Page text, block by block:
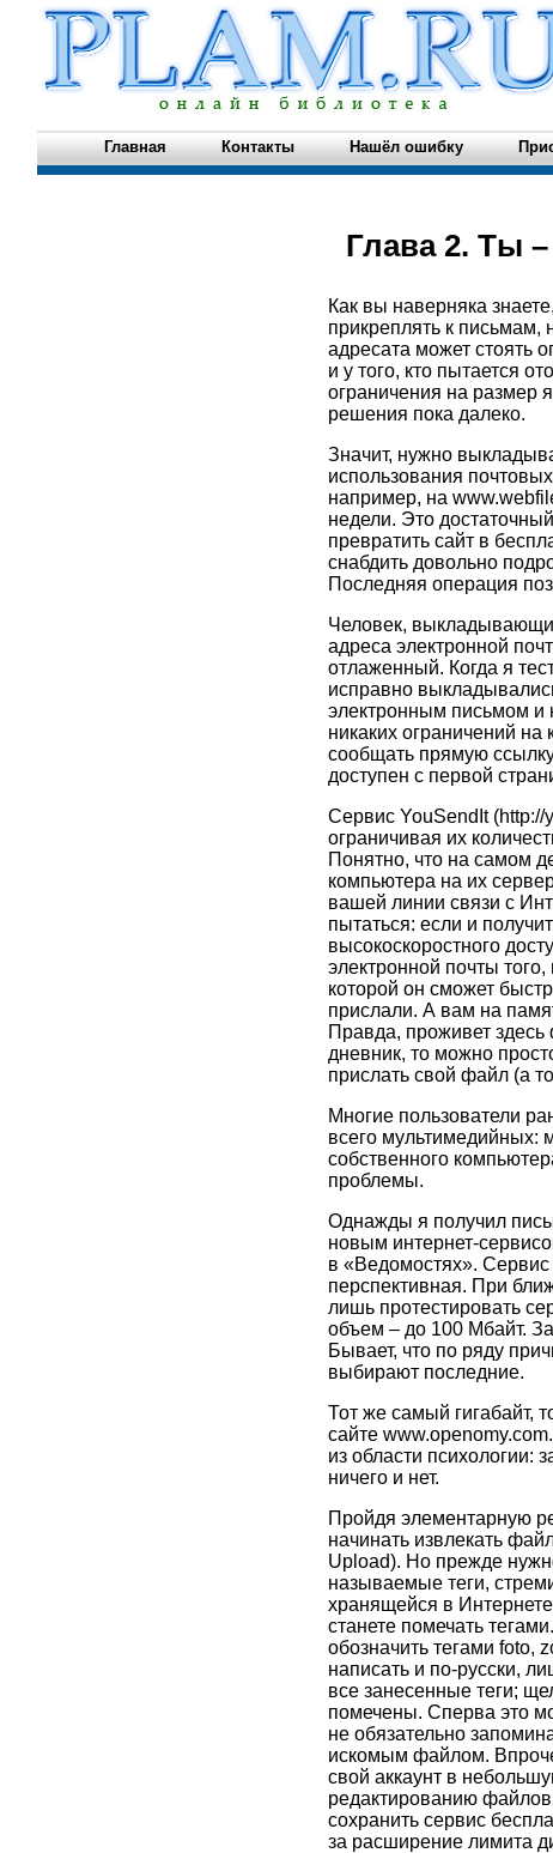
Главная Контакты Нашёл ошибку
Глава 2. Ты
Как вы наверняка
прикреплять к
адресата может стоять
и у того, кто пытается
ограничения на размер
решения пока далеко.
Значит, нужно
использования
например, на
недели. Это
превратить сайт в
снабдить довольно
Последняя операция
Человек,
адреса электронной
отлаженный. Когда я
исправно
электронным письмом и
никаких ограничений
сообщать прямую ссылку
доступен с первой
Сервис YouSendIt
ограничивая их
Понятно, что на самом
компьютера на их
вашей линии связи с
пытаться: если и
высокоскоростного
электронной почты
которой он сможет
прислали. А вам на
Правда, проживет
дневник, то можно
прислать свой файл (а
Многие пользователи
всего
собственного
проблемы.
Однажды я получил
новым интернет-
в «Ведомостях».
перспективная. При
лишь протестировать
объем – до 100 Мбайт.
Бывает, что по ряду
выбирают последние.
Тот же самый гигабайт,
сайте
из области психологии:
ничего и нет.
Пройдя элементарную
начинать извлекать
Upload). Но прежде
называемые теги,
хранящейся в
станете помечать
обозначить тегами foto,
написать и по-русски,
все занесенные теги;
помечены. Сперва это
не обязательно
искомым файлом.
свой аккаунт в
редактированию
сохранить сервис
за расширение лимита